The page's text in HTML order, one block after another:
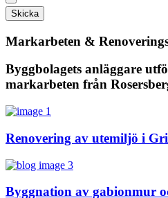
Skicka
Markarbeten &
Byggbolagets anläggare
markarbeten från
Renovering av utemiljö i
Byggnation av gabionmur